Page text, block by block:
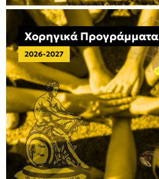
Χορηγικά Προγράμματα
2026-2027